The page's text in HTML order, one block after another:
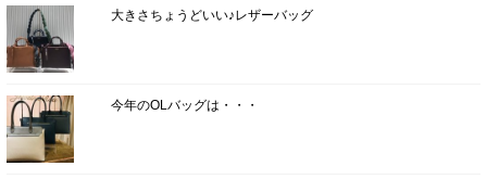
大きさちょうどいい♪レザーバッグ
今年のOLバッグは・・・